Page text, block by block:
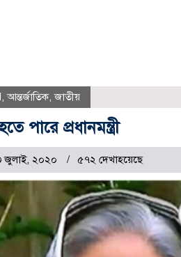
, আন্তর্জাতিক,জাতীয়
পারে প্রধানমন্ত্রী
জুলাই, ২০২০ ৫৭২ দেখাহয়েছে